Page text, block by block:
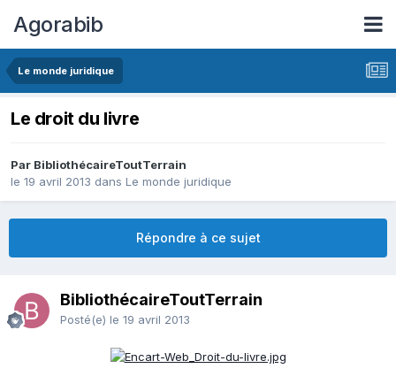
Agorabib
Le monde juridique
Le droit du livre
Par BibliothécaireToutTerrain
le 19 avril 2013 dans Le monde juridique
Répondre à ce sujet
BibliothécaireToutTerrain
Posté(e) le 19 avril 2013